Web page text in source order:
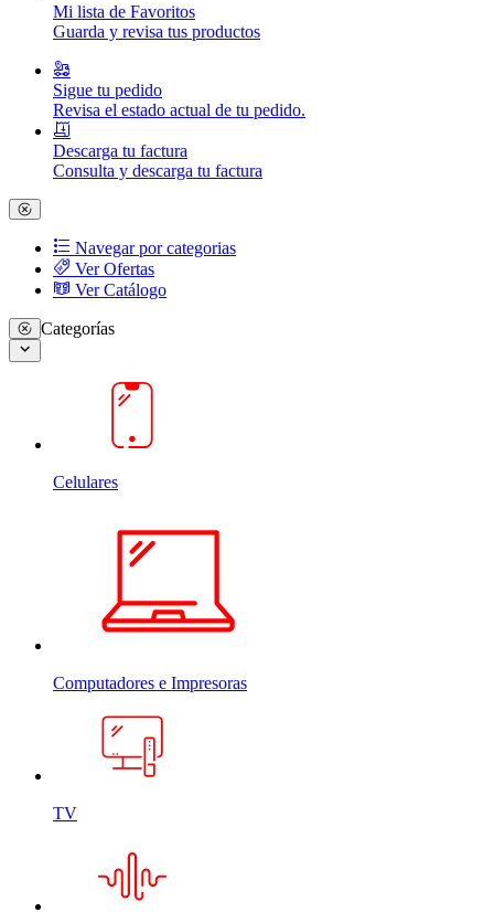
Mi lista de Favoritos
Guarda y revisa tus productos
Sigue tu pedido
Revisa el estado actual de tu pedido.
Descarga tu factura
Consulta y descarga tu factura
Navegar por categorias
Ver Ofertas
Ver Catálogo
Categorías
Celulares
Computadores e Impresoras
TV